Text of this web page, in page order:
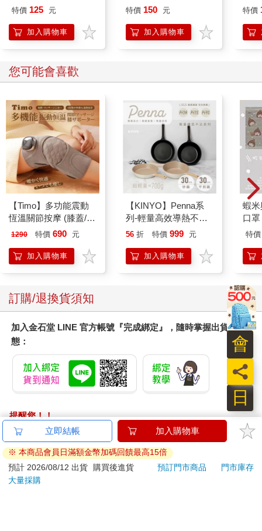
特價 125 元
加入購物車
辣椒醬熊【受託代銷】
特價 150 元
加入購物車
託
特價
您可能會喜歡
【Timo】多功能震動
恆溫關節按摩 (膝蓋/
肩/手肘通用) 無線充電
膝熱敷 【單入組】
1290 特價 690 元
加入購物車
【KINYO】Penna系
列-輕量高效導熱不沾
平煎鍋30cm
56 折 特價 999 元
加入購物車
蝦
口
特價
訂購/退換貨須知
加入金石堂 LINE 官方帳號『完成綁定』，隨時掌握出貨動
態：
提醒您！！
金石堂及銀行均不會請您操作ATM! 如接獲電話要求您前往
ATM提款機，請不要聽從指示，以免受騙上當！
退換貨須知：
**提醒您，鑑賞期不等於試用期，退回商品須為全新狀態**
立即結帳 加入購物車
※ 本商品會員日滿額金幣加碼回饋最高15倍
預計 2026/08/12 出貨
購買後進貨 預訂門市商品
門市庫存
大量採購
日
員
會